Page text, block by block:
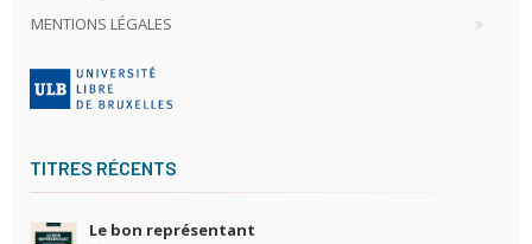
MENTIONS LÉGALES
TITRES RÉCENTS
Le bon représentant